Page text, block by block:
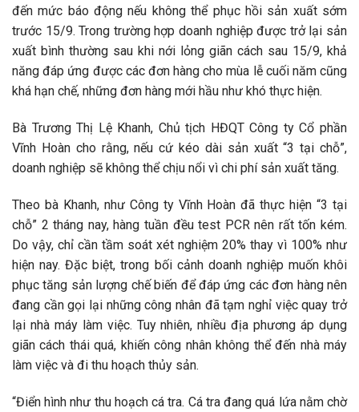
đến mức báo động nếu không thể phục hồi sản xuất sớm
trước 15/9. Trong trường hợp doanh nghiệp được trở lại sản
xuất bình thường sau khi nới lỏng giãn cách sau 15/9, khả
năng đáp ứng được các đơn hàng cho mùa lễ cuối năm cũng
khá hạn chế, những đơn hàng mới hầu như khó thực hiện.
Bà Trương Thị Lệ Khanh, Chủ tịch HĐQT Công ty Cổ phần
Vĩnh Hoàn cho rằng, nếu cứ kéo dài sản xuất “3 tại chỗ”,
doanh nghiệp sẽ không thể chịu nổi vì chi phí sản xuất tăng.
Theo bà Khanh, như Công ty Vĩnh Hoàn đã thực hiện “3 tại
chỗ” 2 tháng nay, hàng tuần đều test PCR nên rất tốn kém.
Do vậy, chỉ cần tầm soát xét nghiệm 20% thay vì 100% như
hiện nay. Đặc biệt, trong bối cảnh doanh nghiệp muốn khôi
phục tăng sản lượng chế biến để đáp ứng các đơn hàng nên
đang cần gọi lại những công nhân đã tạm nghỉ việc quay trở
lại nhà máy làm việc. Tuy nhiên, nhiều địa phương áp dụng
giãn cách thái quá, khiến công nhân không thể đến nhà máy
làm việc và đi thu hoạch thủy sản.
“Điển hình như thu hoạch cá tra. Cá tra đang quá lứa nằm chờ